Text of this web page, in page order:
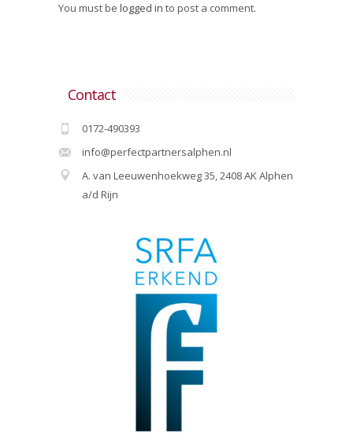
You must be logged in to post a comment.
Contact
0172-490393
info@perfectpartnersalphen.nl
A. van Leeuwenhoekweg 35, 2408 AK Alphen
a/d Rijn